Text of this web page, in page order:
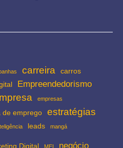
carreira carros
Empreendedorismo
empresas
de emprego estratégias
leads mangá
Digital MEI negócio